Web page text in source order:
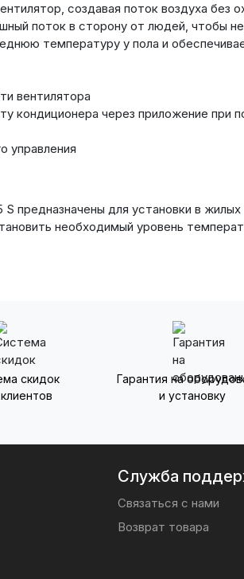
создавая поток воздуха без
поток в сторону от людей, чтобы
температуру у пола и
вентилятора
кондиционера через приложение при
управления
S предназначены для установки в
необходимый уровень
скидок
Гарантия на
и установку
Служба
Связаться с нами
Возврат товара